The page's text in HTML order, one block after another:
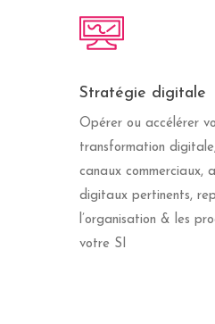
Stratégie digitale
Opérer ou accélérer
transformation
canaux commerciaux,
digitaux pertinents,
l’organisation & les
votre SI